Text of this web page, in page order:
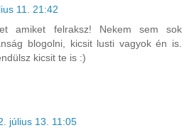
11. 21:42
amiket felraksz! Nekem sem sok
blogolni, kicsit lusti vagyok én is.
kicsit te is :)
július 13. 11:05